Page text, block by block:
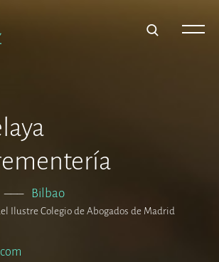
––– Bilbao
Ilustre Colegio de Abogados de Madrid